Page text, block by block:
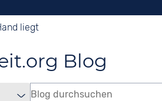
liegt
Blog